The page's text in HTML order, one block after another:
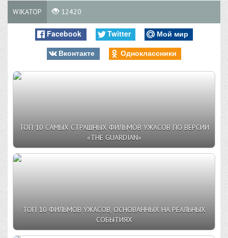
WIKATOP 12420
Facebook Twitter
Мой мир
Вконтакте
Одноклассники
ТОП 10 САМЫХ СТРАШНЫХ ФИЛЬМОВ УЖАСОВ ПО ВЕРСИИ
«THE GUARDIAN»
ТОП 10 ФИЛЬМОВ УЖАСОВ, ОСНОВАННЫХ НА РЕАЛЬНЫХ
СОБЫТИЯХ